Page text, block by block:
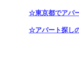
☆東京都でアパ
☆アパート探し